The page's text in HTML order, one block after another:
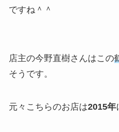
ですね＾＾
店主の今野直樹さんはこの
そうです。
元々こちらのお店は2015年